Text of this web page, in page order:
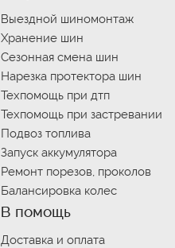
Выездной шиномонтаж
Хранение шин
Сезонная смена шин
Нарезка протектора шин
Техпомощь при дтп
Техпомощь при застревании
Подвоз топлива
Запуск аккумулятора
Ремонт порезов, проколов
Балансировка колес
В помощь
Доставка и оплата